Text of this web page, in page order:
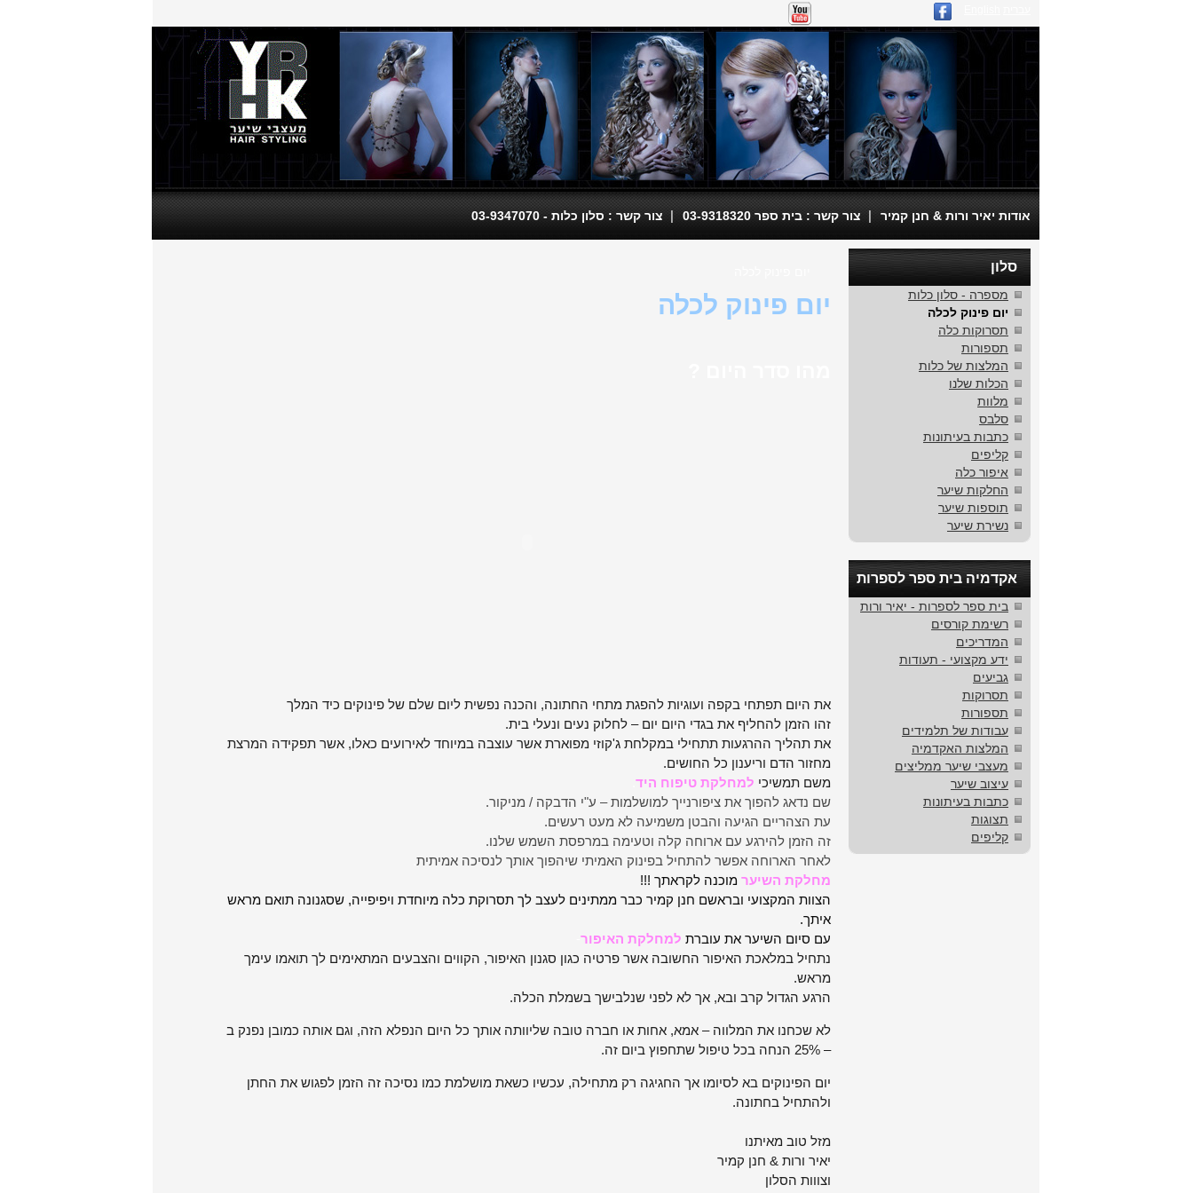
אודות יאיר ורות & חנן קמיר | צור קשר : בית ספר 03-9318320 | צור קשר : סלון כלות - 03-9347070
סלון
מספרה - סלון כלות
יום פינוק לכלה
תסרוקות כלה
תספורות
המלצות של כלות
הכלות שלנו
מלוות
סלבס
כתבות בעיתונות
קליפים
איפור כלה
החלקות שיער
תוספות שיער
נשירת שיער
אקדמיה בית ספר לספרות
בית ספר לספרות - יאיר ורות
רשימת קורסים
המדריכים
ידע מקצועי - תעודות
גביעים
תסרוקות
תספורות
עבודות של תלמידים
המלצות האקדמיה
מעצבי שיער ממליצים
עיצוב שיער
כתבות בעיתונות
תצוגות
קליפים
יום פינוק לכלה
את היום תפתחי בקפה ועוגיות להפגת מתחי החתונה, והכנה נפשית ליום שלם של פינוקים כיד המלך
זהו הזמן להחליף את בגדי היום יום – לחלוק נעים ונעלי בית.
את תהליך ההרגעות תתחילי במקלחת ג'קוזי מפוארת אשר עוצבה במיוחד לאירועים כאלו, אשר תפקידה המרצת
מחזור הדם וריענון כל החושים.
משם תמשיכי למחלקת טיפוח היד
שם נדאג להפוך את ציפורנייך למושלמות – ע"י הדבקה / מניקור.
עת הצהריים הגיעה והבטן משמיעה לא מעט רעשים.
זה הזמן להירגע עם ארוחה קלה וטעימה במרפסת השמש שלנו.
לאחר הארוחה אפשר להתחיל בפינוק האמיתי שיהפוך אותך לנסיכה אמיתית
מחלקת השיער מוכנה לקראתך !!!
הצוות המקצועי ובראשם חנן קמיר כבר ממתינים לעצב לך תסרוקת כלה מיוחדת ויפיפייה, שסגנונה תואם מראש
איתך.
עם סיום השיער את עוברת למחלקת האיפור
נתחיל במלאכת האיפור החשובה אשר פרטיה כגון סגנון האיפור, הקווים והצבעים המתאימים לך תואמו עימך
מראש.
הרגע הגדול קרב ובא, אך לא לפני שנלבישך בשמלת הכלה.
לא שכחנו את המלווה – אמא, אחות או חברה טובה שליוותה אותך כל היום הנפלא הזה, וגם אותה כמובן נפנק ב
– 25% הנחה בכל טיפול שתחפוץ ביום זה.
יום הפינוקים בא לסיומו אך החגיגה רק מתחילה, עכשיו כשאת מושלמת כמו נסיכה זה הזמן לפגוש את החתן
ולהתחיל בחתונה.
מזל טוב מאיתנו
יאיר ורות & חנן קמיר
וצווות הסלון